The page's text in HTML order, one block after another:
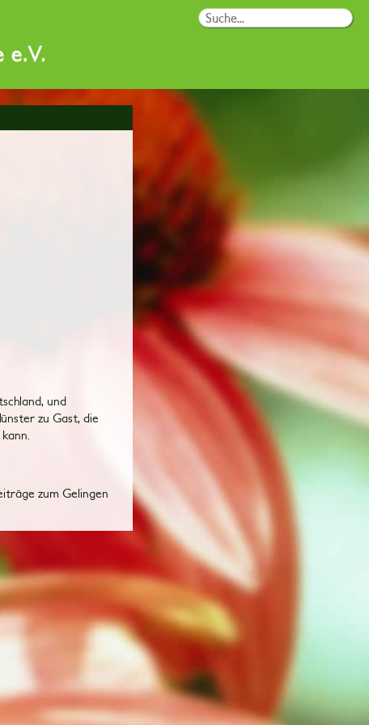
und
zu Gast, die
zum Gelingen